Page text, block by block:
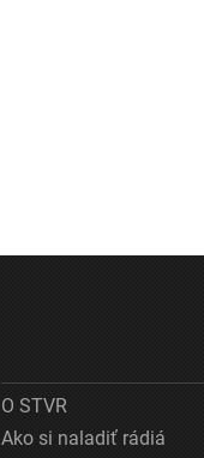
O STVR
Ako si naladiť rádiá